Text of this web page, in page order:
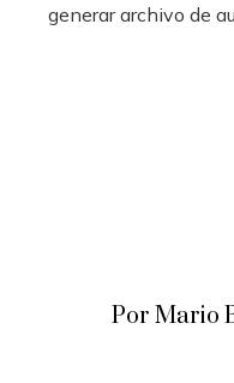
generar archivo de
Por Mario